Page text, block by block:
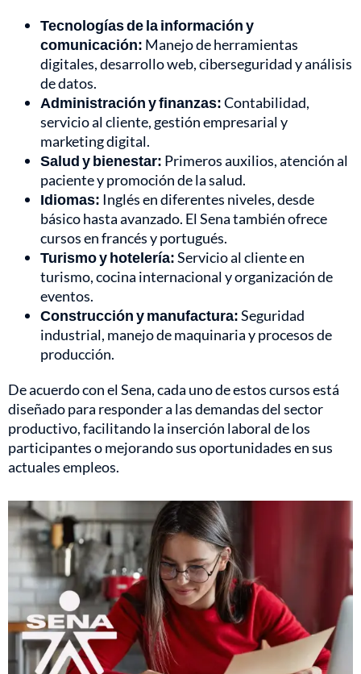
Tecnologías de la información y
comunicación: Manejo de herramientas
digitales, desarrollo web, ciberseguridad y análisis
de datos.
Administración y finanzas:Contabilidad,
servicio al cliente, gestión empresarial y
marketing digital.
Salud y bienestar: Primeros auxilios, atención al
paciente y promoción de la salud.
Idiomas: Inglés en diferentes niveles, desde
básico hasta avanzado. El Sena también ofrece
cursos en francés y portugués.
Turismo y hotelería:Servicio al cliente en
turismo, cocina internacional y organización de
eventos.
Construcción y manufactura:Seguridad
industrial, manejo de maquinaria y procesos de
producción.
De acuerdo con el Sena, cada uno de estos cursos está
diseñado para responder a las demandas del sector
productivo, facilitando la inserción laboral de los
participantes o mejorando sus oportunidades en sus
actuales empleos.